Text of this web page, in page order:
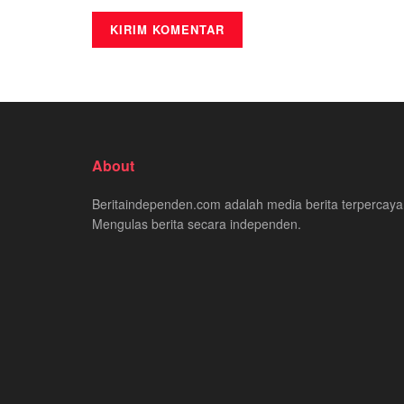
About
Beritaindependen.com adalah media berita
Mengulas berita secara independen.